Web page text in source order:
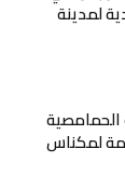
لمدينة
شرطة الحمامصية
لمكناس